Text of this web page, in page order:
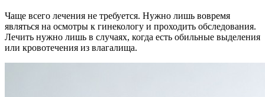
Чаще всего лечения не требуется. Нужно лишь вовремя
являться на осмотры к гинекологу и проходить обследования.
Лечить нужно лишь в случаях, когда есть обильные выделения
или кровотечения из влагалища.